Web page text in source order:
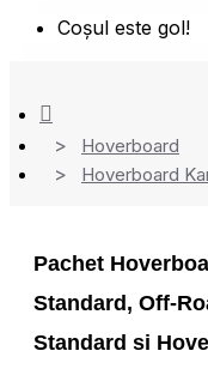
Coșul este gol!
Hoverboard
Hoverboard
Pachet
Standard, Off-
Standard si